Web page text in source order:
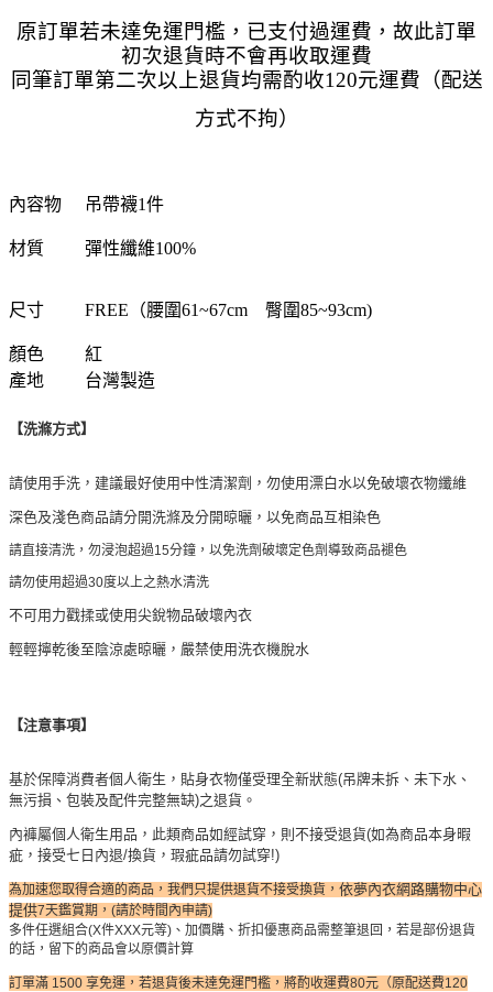
原訂單若未達免運門檻，已支付過運費，故此訂單
初次退貨時不會再收取運費
同筆訂單第二次以上退貨均需酌收120元運費（配送
方式不拘）
內容物 吊帶襪1件
材質 彈性纖維100%
尺寸 FREE（腰圍61~67cm 臀圍85~93cm)
顏色
紅
產地
台灣製造
【洗滌方式】
請使用手洗，建議最好使用中性清潔劑，勿使用漂白水以免破壞衣物纖維
深色及淺色商品請分開洗滌及分開晾曬，以免商品互相染色
請直接清洗，勿浸泡超過15分鐘，以免洗劑破壞定色劑導致商品褪色
請勿使用超過30度以上之熱水清洗
不可用力戳揉或使用尖銳物品破壞內衣
輕輕擰乾後至陰涼處晾曬，嚴禁使用洗衣機脫水
【注意事項】
基於保障消費者個人衛生，貼身衣物僅受理全新狀態(吊牌未拆、未下水、
無污損、包裝及配件完整無缺)之退貨。
內褲屬個人衛生用品，此類商品如經試穿，則不接受退貨(如為商品本身暇
疵，接受七日內退/換貨，瑕疵品請勿試穿!)
為加速您取得合適的商品，我們只提供退貨不接受換貨， 依夢內衣網路購物中心
提供7天鑑賞期，(請於時間內申請)
多件任選組合(X件XXX元等)、加價購、折扣優惠商品需整筆退回，若是部份退貨
的話，留下的商品會以原價計算
訂單滿 1500 享免運，若退貨後未達免運門檻，將酌收運費80元（原配送費120